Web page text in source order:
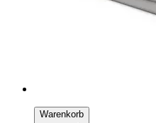
Warenkorb